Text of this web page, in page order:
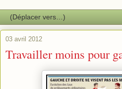
03 avril 2012
Travailler moins pour